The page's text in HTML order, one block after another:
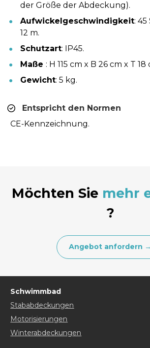
der Größe der Abdeckung).
Aufwickelgeschwindigkeit:
12 m.
Schutzart: IP45.
Maße : H 115 cm x B 26 cm x T 18
Gewicht: 5 kg.
Entspricht den Normen
CE-Kennzeichnung.
Möchten Sie mehr
?
Angebot anfordern →
Schwimmbad
Stababdeckungen
Motorisierungen
Winterabdeckungen